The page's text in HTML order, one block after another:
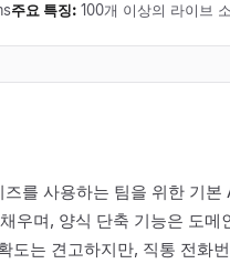
주요 특징: 100개 이상의 라이브
사용하는 팀을 위한 기본
우며, 양식 단축 기능은 도메
는 견고하지만, 직통 전화